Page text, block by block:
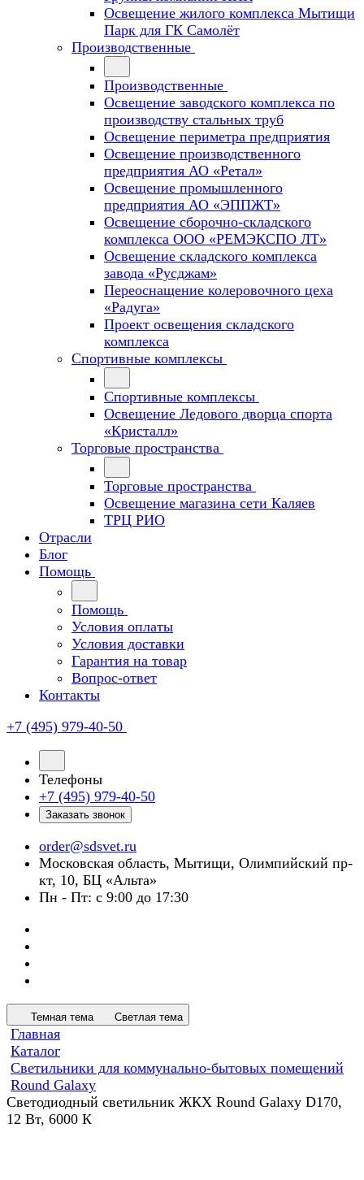
Освещение жилого комплекса Мытищи
Парк для ГК Самолёт
Производственные
Производственные
Освещение заводского комплекса по
производству стальных труб
Освещение периметра предприятия
Освещение производственного
предприятия АО «Ретал»
Освещение промышленного
предприятия АО «ЭППЖТ»
Освещение сборочно-складского
комплекса ООО «РЕМЭКСПО ЛТ»
Освещение складского комплекса
завода «Русджам»
Переоснащение колеровочного цеха
«Радуга»
Проект освещения складского
комплекса
Спортивные комплексы
Спортивные комплексы
Освещение Ледового дворца спорта
«Кристалл»
Торговые пространства
Торговые пространства
Освещение магазина сети Каляев
ТРЦ РИО
Отрасли
Блог
Помощь
Помощь
Условия оплаты
Условия доставки
Гарантия на товар
Вопрос-ответ
Контакты
+7 (495) 979-40-50
Телефоны
+7 (495) 979-40-50
Заказать звонок
order@sdsvet.ru
Московская область, Мытищи, Олимпийский пр-
кт, 10, БЦ «Альта»
Пн - Пт: с 9:00 до 17:30
Темная тема Светлая тема
Главная
Каталог
Светильники для коммунально-бытовых помещений
Round Galaxy
Светодиодный светильник ЖКХ Round Galaxy D170,
12 Вт, 6000 К